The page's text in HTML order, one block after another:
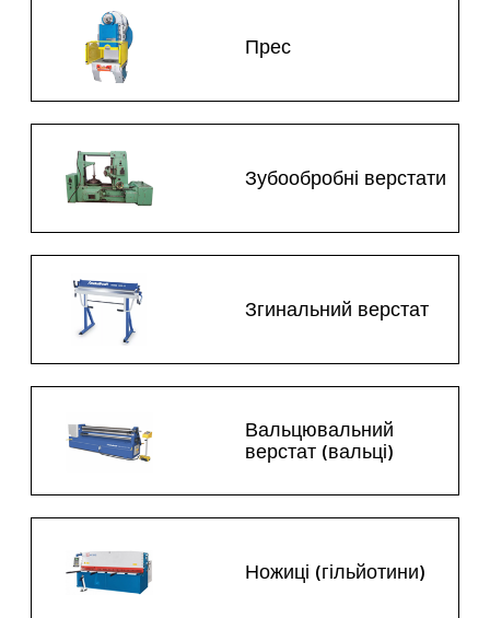
Прес
Зубообробні верстати
Згинальний верстат
Вальцювальний
верстат (вальці)
Ножиці (гільйотини)